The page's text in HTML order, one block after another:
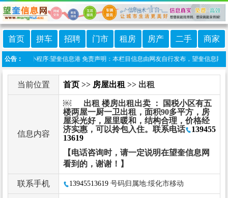
首页 拼车 招聘 门市 租房 房产 二手 商家
公告：
线微信小程序:望奎信息港 免责声明：本栏目信息由网友自行发布，望奎信息网
当前位置 首页 >> 房屋出租 >> 出租
信息内容
￼ 出租 楼房出租出卖 ： 国税小区有五
楼两屋一厨一卫出租，面积90多平方，房
屋采光好，屋里暖和，结构合理，价格经
济实惠，可以拎包入住。联系电话
139455
13619
【电话咨询时，请一定说明在望奎信息网
看到的，谢谢！】
联系手机 13945513619 号码归属地:绥化市移动